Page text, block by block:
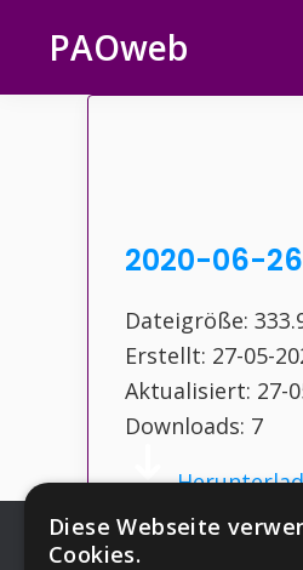
Hauptnavigation
springen
Inhalt
springen
Seitenspalte
springen
Fußzeile
springen
PAOweb
2020-06-
Dateigröße:
Erstellt: 27-05-
Aktualisiert: 27-
Downloads: 7
Diese Webseite
Cookies.